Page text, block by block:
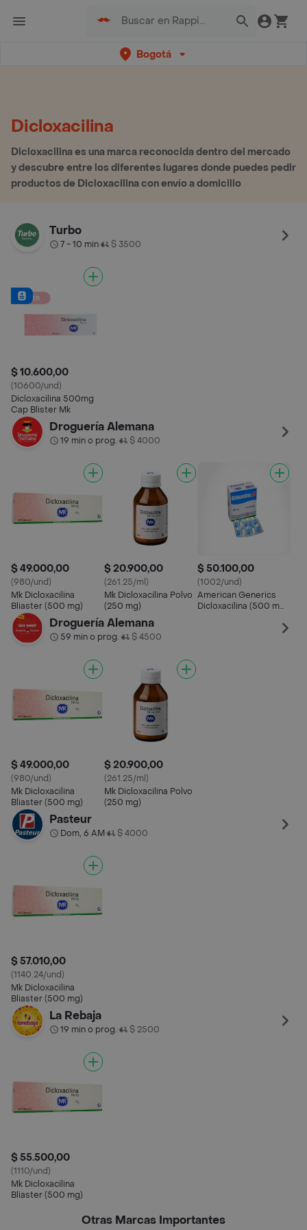
Bogotá
Dicloxacilina
Dicloxacilina es una marca reconocida dentro del mercado
y descubre entre los diferentes lugares donde puedes pedir
productos de Dicloxacilina con envío a domicilio
Turbo
7 - 10 min• $ 3500
$ 10.600,00
(10600/und)
Dicloxacilina 500mg
Cap Blister Mk
Droguería Alemana
19 min o prog.• $ 4000
$ 49.000,00
(980/und)
Mk Dicloxacilina
Bliaster (500 mg)
$ 20.900,00
(261.25/ml)
Mk Dicloxacilina Polvo
(250 mg)
$ 50.100,00
(1002/und)
American Generics
Dicloxacilina (500 mg)
Droguería Alemana
59 min o prog.• $ 4500
$ 49.000,00
(980/und)
Mk Dicloxacilina
Bliaster (500 mg)
$ 20.900,00
(261.25/ml)
Mk Dicloxacilina Polvo
(250 mg)
Pasteur
Dom, 6 AM• $ 4000
$ 57.010,00
(1140.24/und)
Mk Dicloxacilina
Bliaster (500 mg)
La Rebaja
19 min o prog.• $ 2500
$ 55.500,00
(1110/und)
Mk Dicloxacilina
Bliaster (500 mg)
Otras Marcas Importantes